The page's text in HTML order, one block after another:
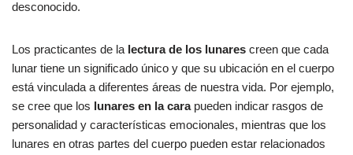
desconocido.
Los practicantes de la lectura de los lunares creen que cada
lunar tiene un significado único y que su ubicación en el cuerpo
está vinculada a diferentes áreas de nuestra vida. Por ejemplo,
se cree que los lunares en la carapueden indicar rasgos de
personalidad y características emocionales, mientras que los
lunares en otras partes del cuerpo pueden estar relacionados